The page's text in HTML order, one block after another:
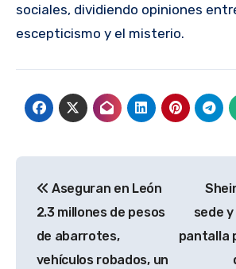
sociales, dividiendo opiniones
escepticismo y el misterio.
de
entradas
Aseguran en León
2.3 millones de pesos
de abarrotes,
vehículos robados, un
sede
pantalla